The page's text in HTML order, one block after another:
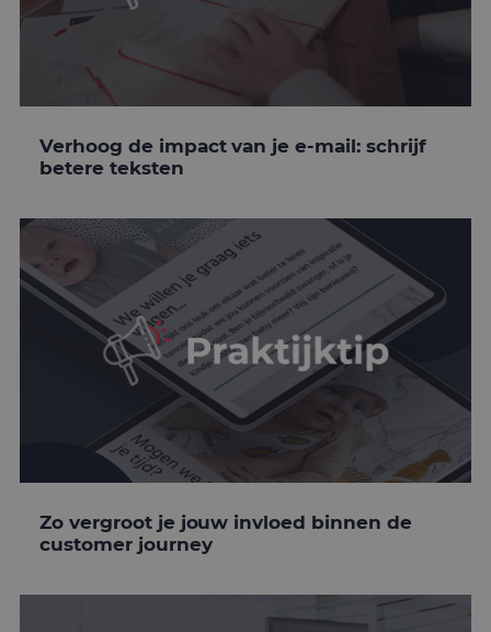
Verhoog de impact van je e-mail: schrijf
betere teksten
Zo vergroot je jouw invloed binnen de
customer journey